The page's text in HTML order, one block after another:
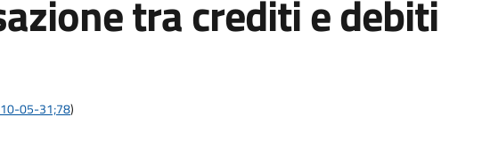
tra crediti e debiti
05-31;78)